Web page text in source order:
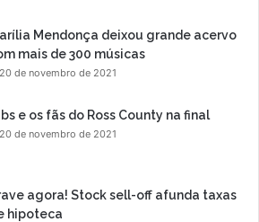
Mendonça deixou grande acervo
mais de 300 músicas
20 de novembro de 2021
e os fãs do Ross County na final
20 de novembro de 2021
agora! Stock sell-off afunda taxas
hipoteca